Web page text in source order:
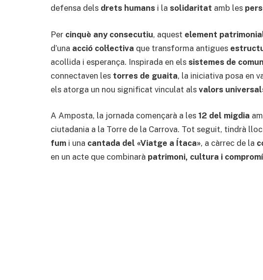
defensa dels drets humans i la solidaritat amb les
Per cinquè any consecutiu, aquest element
d’una acció col·lectiva que transforma antigues
acollida i esperança. Inspirada en els sistemes de
connectaven les torres de guaita, la iniciativa posa en
els atorga un nou significat vinculat als valors
A Amposta, la jornada començarà a les 12 del migdia
ciutadania a la Torre de la Carrova. Tot seguit, tindrà
fum i una cantada del «Viatge a Ítaca», a càrrec de la
en un acte que combinarà patrimoni, cultura i